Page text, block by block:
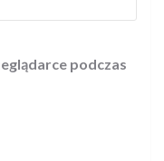
podczas